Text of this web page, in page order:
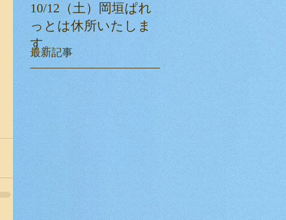
10/12（土）岡垣ぱれ
っとは休所いたしま
す。
ぱれっとクリスマス
会☆
最新記事